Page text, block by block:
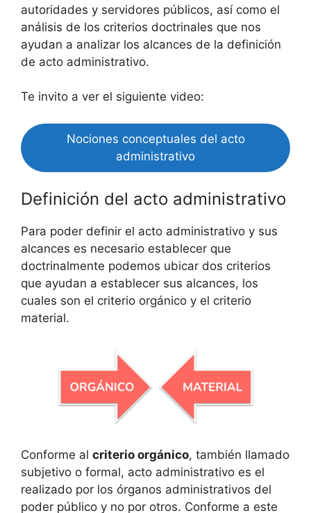
autoridades y servidores públicos, así como el
análisis de los criterios doctrinales que nos
ayudan a analizar los alcances de la definición
de acto administrativo.
Te invito a ver el siguiente video:
Nociones conceptuales del acto
administrativo
Definición del acto administrativo
Para poder definir el acto administrativo y sus
alcances es necesario establecer que
doctrinalmente podemos ubicar dos criterios
que ayudan a establecer sus alcances, los
cuales son el criterio orgánico y el criterio
material.
Conforme al criterio orgánico, también llamado
subjetivo o formal, acto administrativo es el
realizado por los órganos administrativos del
poder público y no por otros. Conforme a este